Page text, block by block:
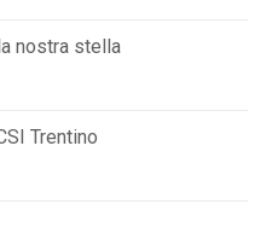
nostra stella
Trentino